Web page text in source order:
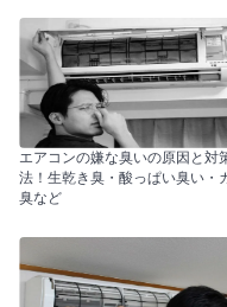
エアコンの嫌な臭いの原因と対
法！生乾き臭・酸っぱい臭い・
臭など